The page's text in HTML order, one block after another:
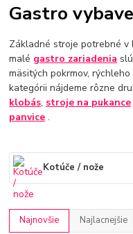
Gastro
Základné stroje potrebné v
malé gastro zariadenia
mäsitých pokrmov,
kategórii nájdeme rôzne
klobás, stroje na pukance
panvice .
Kotúče / nože
Najnovšie Najlacnejšie